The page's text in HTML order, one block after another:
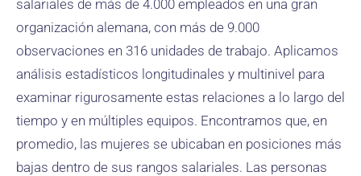
salariales de más de 4.000 empleados en una gran
organización alemana, con más de 9.000
observaciones en 316 unidades de trabajo. Aplicamos
análisis estadísticos longitudinales y multinivel para
examinar rigurosamente estas relaciones a lo largo del
tiempo y en múltiples equipos. Encontramos que, en
promedio, las mujeres se ubicaban en posiciones más
bajas dentro de sus rangos salariales. Las personas